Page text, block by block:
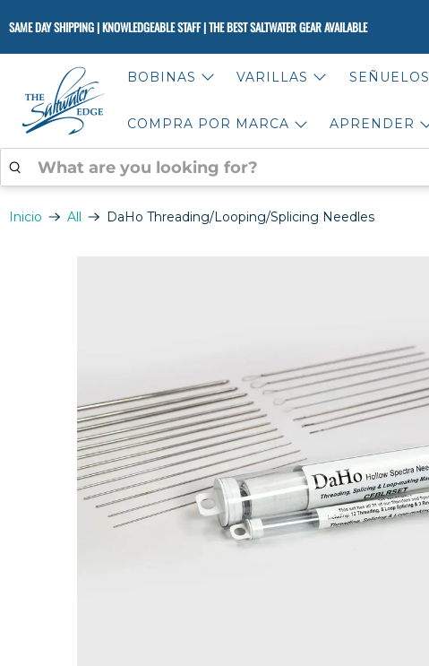
SAME DAY SHIPPING | KNOWLEDGEABLE STAFF | THE BEST SALTWATER GEAR AVAILABLE
BOBINAS VARILLAS SEÑUELOS
COMPRA POR MARCA APRENDER
ARE
YOU
LOOKING
Inicio All DaHo Threading/Looping/Splicing Needles